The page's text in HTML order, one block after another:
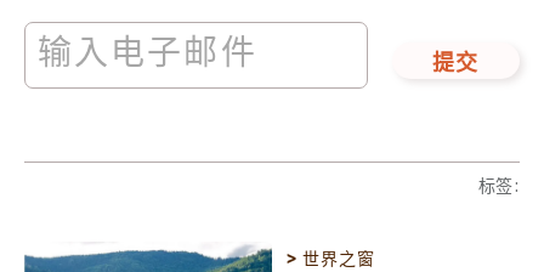
提交
标签:
>世界之窗